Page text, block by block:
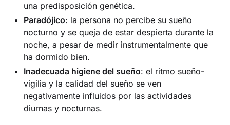
una predisposición genética.
Paradójico: la persona no percibe su sueño
nocturno y se queja de estar despierta durante la
noche, a pesar de medir instrumentalmente que
ha dormido bien.
Inadecuada higiene del sueño: el ritmo sueño-
vigilia y la calidad del sueño se ven
negativamente influidos por las actividades
diurnas y nocturnas.